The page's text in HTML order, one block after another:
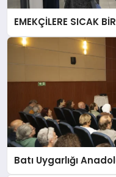
EMEKÇİLERE SICAK
Batı Uygarlığı